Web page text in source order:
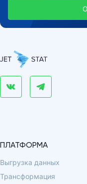
ПЛАТФОРМА
Выгрузка данных
Трансформация